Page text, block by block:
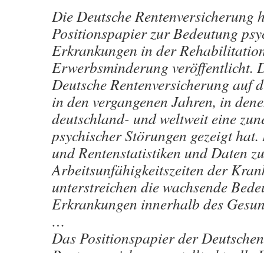
Die Deutsche Rentenversicherung
Positionspapier zur Bedeutung
Erkrankungen in der
Erwerbsminderung veröffentlicht.
Deutsche Rentenversicherung auf
in den vergangenen Jahren, in
deutschland- und weltweit eine
psychischer Störungen gezeigt
und Rentenstatistiken und Daten zu
Arbeitsunfähigkeitszeiten der
unterstreichen die wachsende
Erkrankungen innerhalb des
…
Das Positionspapier der Deutschen